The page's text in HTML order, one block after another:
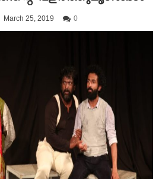
March 25, 2019 0